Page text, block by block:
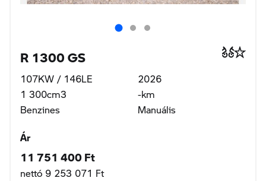
R 1300 GS
107KW / 146LE
1 300cm3
Benzines
2026
-km
Manuális
Ár
11 751 400 Ft
nettó 9 253 071 Ft